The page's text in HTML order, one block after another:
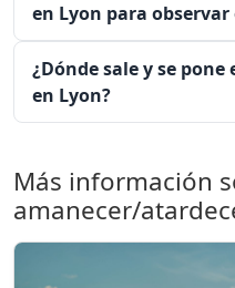
en Lyon para observar
¿Dónde sale y se
en Lyon?
Más información
amanecer/